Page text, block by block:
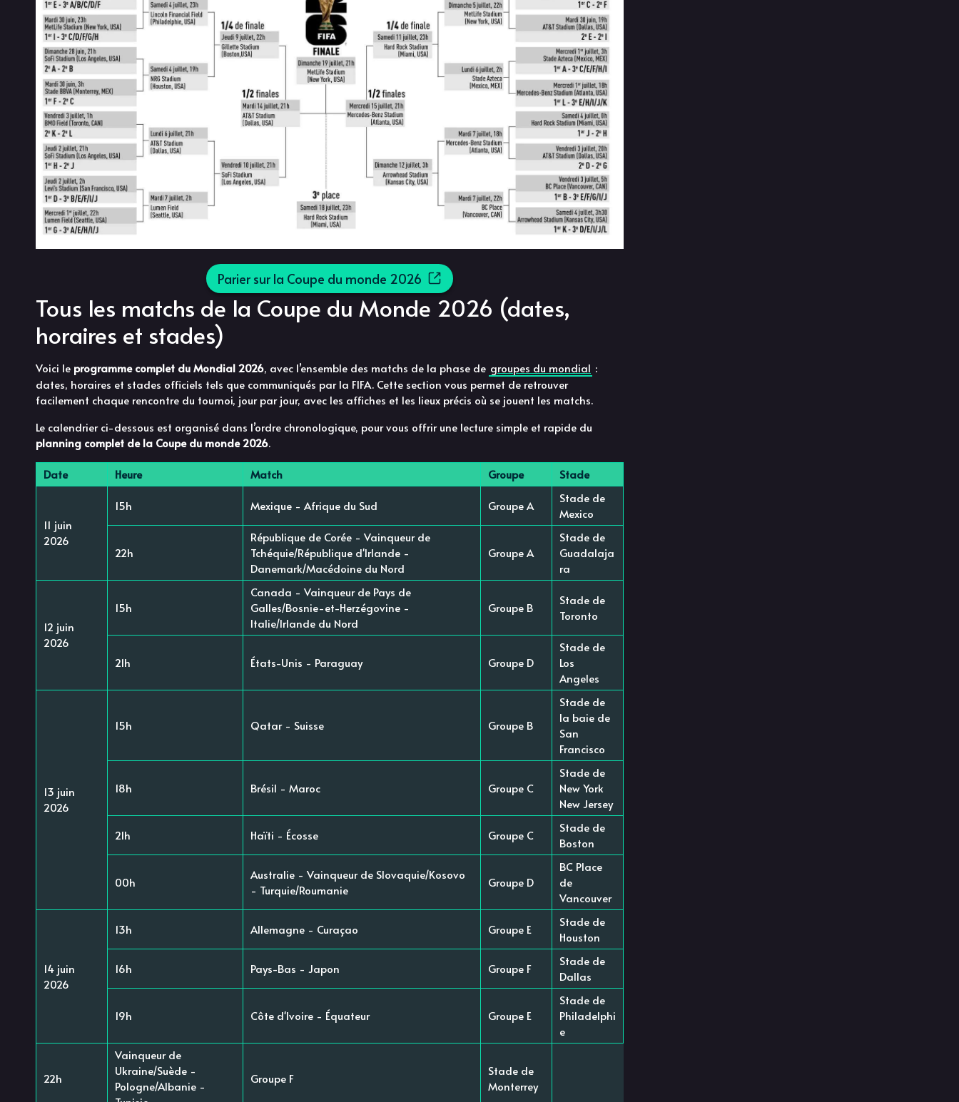
Parier sur la Coupe du monde 2026
Tous les matchs de la Coupe du Monde 2026 (dates,
horaires et stades)
Voici le programme complet du Mondial 2026, avec l’ensemble des matchs de la phase de groupes du mondial :
dates, horaires et stades officiels tels que communiqués par la FIFA. Cette section vous permet de retrouver
facilement chaque rencontre du tournoi, jour par jour, avec les affiches et les lieux précis où se jouent les matchs.
Le calendrier ci-dessous est organisé dans l’ordre chronologique, pour vous offrir une lecture simple et rapide du
planning complet de la Coupe du monde 2026.
Date Heure Match Groupe Stade
11 juin
2026
15h Mexique - Afrique du Sud Groupe A
Stade de
Mexico
22h
République de Corée - Vainqueur de
Tchéquie/République d'Irlande -
Danemark/Macédoine du Nord
Groupe A
Stade de
Guadalaja
ra
12 juin
2026
15h
Canada - Vainqueur de Pays de
Galles/Bosnie-et-Herzégovine -
Italie/Irlande du Nord
Groupe B
Stade de
Toronto
21h États-Unis - Paraguay Groupe D
Stade de
Los
Angeles
13 juin
2026
15h Qatar - Suisse Groupe B
Stade de
la baie de
San
Francisco
18h Brésil - Maroc Groupe C
Stade de
New York
New Jersey
21h Haïti - Écosse Groupe C
Stade de
Boston
00h
Australie - Vainqueur de Slovaquie/Kosovo
- Turquie/Roumanie
Groupe D
BC Place
de
Vancouver
14 juin
2026
13h Allemagne - Curaçao Groupe E
Stade de
Houston
16h Pays-Bas - Japon Groupe F
Stade de
Dallas
19h Côte d'Ivoire - Équateur Groupe E
Stade de
Philadelphi
e
22h
Vainqueur de
Ukraine/Suède -
Pologne/Albanie -
Groupe F
Stade de
Monterrey